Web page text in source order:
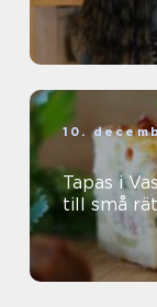
10.
Tapas i
till små